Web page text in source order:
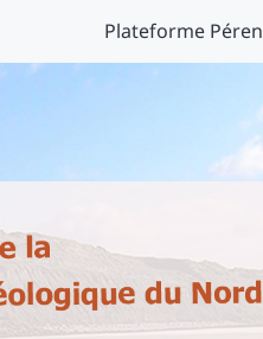
Plateforme Péren